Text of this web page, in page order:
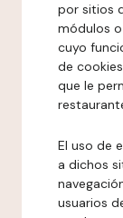
por sitios
módulos
cuyo
de
que le
El uso de
a dichos
usuarios